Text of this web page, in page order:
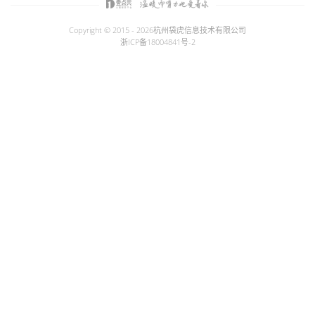
Copyright © 2015 - 2026杭州袋虎信息技术有限公司
浙ICP备18004841号-2